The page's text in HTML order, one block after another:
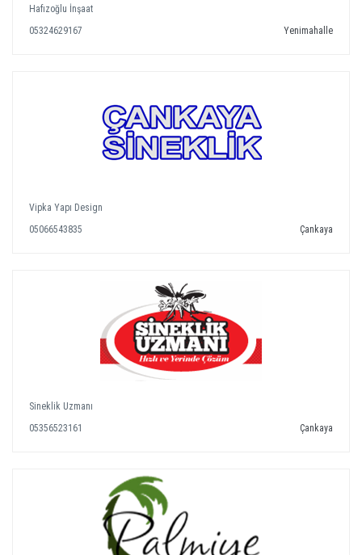
Hafızoğlu İnşaat
05324629167
Yenimahalle
Vipka Yapı Design
05066543835
Çankaya
Sineklik Uzmanı
05356523161
Çankaya